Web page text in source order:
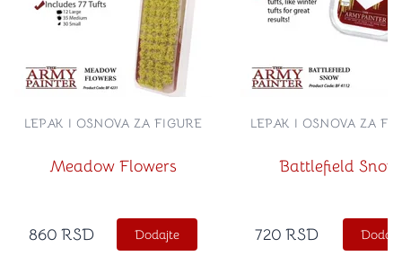
Meadow Flowers
LEPAK I OSNOVA ZA FIGURE
860 RSD Dodajte
Battlefield Snow
LEPAK I OSNOVA ZA
720 RSD